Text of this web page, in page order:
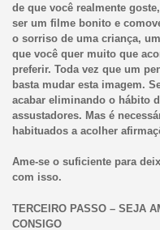
de que você realmente
ser um filme bonito e
o sorriso de uma criança,
que você quer muito que
preferir. Toda vez que um
basta mudar esta imagem.
acabar eliminando o hábito
assustadores. Mas é
habituados a acolher
Ame-se o suficiente para
com isso.
TERCEIRO PASSO – SEJA
CONSIGO